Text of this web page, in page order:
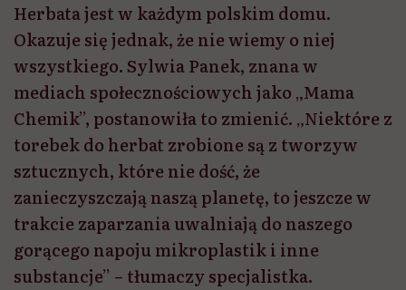
Herbata jest w każdym polskim domu.
Okazuje się jednak, że nie wiemy o niej
wszystkiego. Sylwia Panek, znana w
mediach społecznościowych jako „Mama
Chemik”, postanowiła to zmienić. „Niektóre z
torebek do herbat zrobione są z tworzyw
sztucznych, które nie dość, że
zanieczyszczają naszą planetę, to jeszcze w
trakcie zaparzania uwalniają do naszego
gorącego napoju mikroplastik i inne
substancje” – tłumaczy specjalistka.